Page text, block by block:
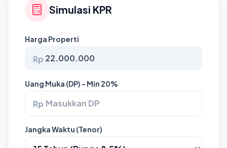
Simulasi KPR
Harga Properti
Rp
Uang Muka (DP) - Min 20%
Rp
Jangka Waktu (Tenor)